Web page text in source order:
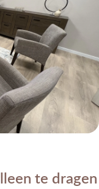
te dragen